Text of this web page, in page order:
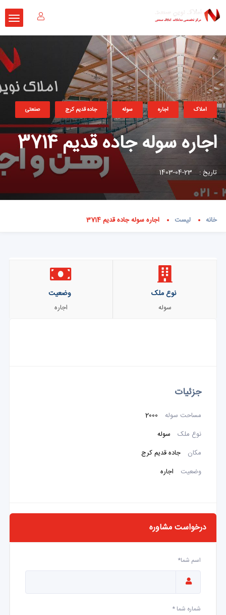
املاک اجاره سوله جاده قدیم کرج صنعتی
اجاره سوله جاده قدیم 3714
تاریخ : 23-04-1403
خانه لیست اجاره سوله جاده قدیم 3714
نوع ملک
سوله
وضعیت
اجاره
جزئیات
مساحت سوله
نوع ملک
سوله
مکان
جاده قدیم کرج
وضعیت
اجاره
درخواست مشاوره
اسم شما*
شماره شما *